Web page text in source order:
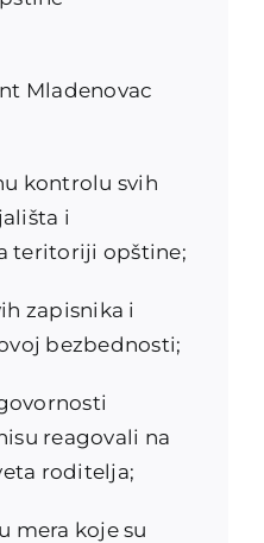
Mladenovac
kontrolu svih
i
teritoriji opštine;
zapisnika i
bezbednosti;
reagovali na
roditelja;
mera koje su